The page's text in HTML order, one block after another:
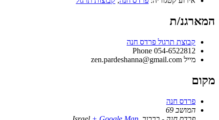
המארגנ/ת
קבוצת תרגול פרדס חנה
Phone 054-6522812
מייל zen.pardeshanna@gmail.com
מקום
פרדס חנה
המושב 69